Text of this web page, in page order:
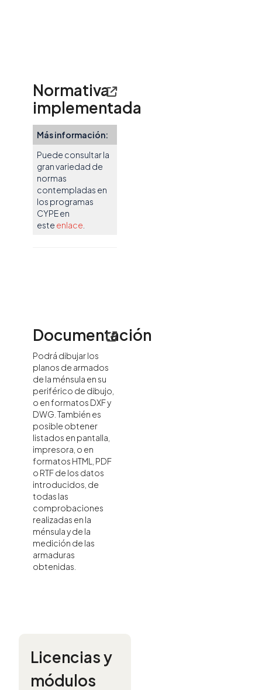
Normativa
implementada
Más información:
Puede consultar la
gran variedad de
normas
contempladas en
los programas
CYPE en
este enlace
Documentación
Podrá dibujar los
planos de armados
de la ménsula en su
periférico de dibujo,
o en formatos DXF y
DWG. También es
posible obtener
listados en pantalla,
impresora, o en
formatos HTML, PDF
o RTF de los datos
introducidos, de
todas las
comprobaciones
realizadas en la
ménsula y de la
medición de las
armaduras
obtenidas.
Licencias y
módulos